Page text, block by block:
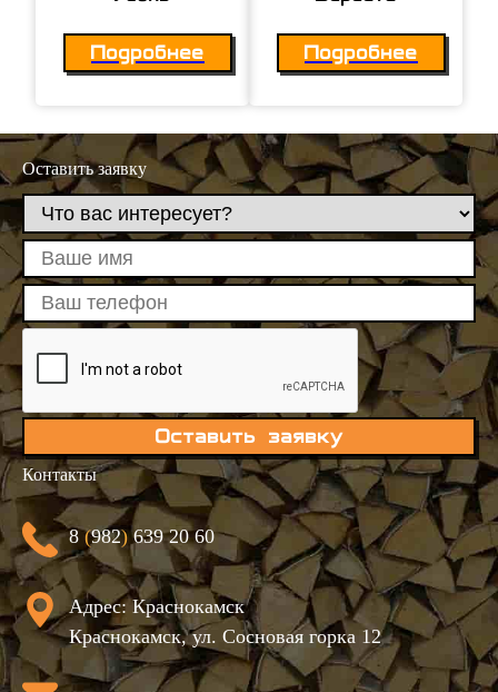
Подробнее Подробнее
Оставить заявку
Оставить заявку
Контакты
8(982)639 20 60
Адрес: Краснокамск
Краснокамск, ул. Сосновая горка 12